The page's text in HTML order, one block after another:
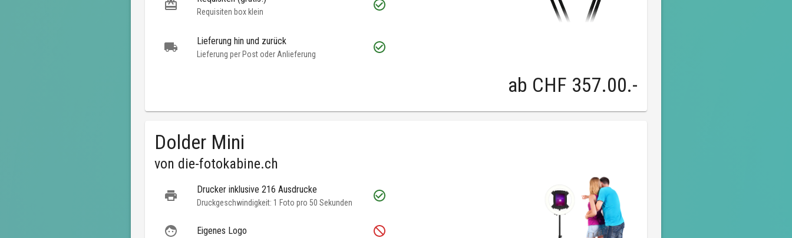
Requisiten box klein
Lieferung hin und zurück
Lieferung per Post oder Anlieferung
ab CHF 357.00.-
Dolder Mini
von die-fotokabine.ch
Drucker inklusive 216 Ausdrucke
Druckgeschwindigkeit: 1 Foto pro 50 Sekunden
Eigenes Logo